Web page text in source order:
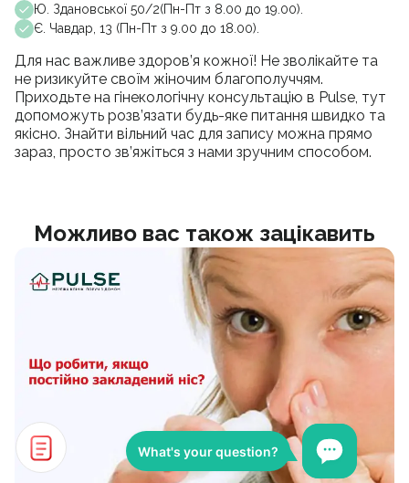
Ю. Здановської 50/2(Пн-Пт з 8.00 до 19.00).
Є. Чавдар, 13 (Пн-Пт з 9.00 до 18.00).
Для нас важливе здоров’я кожної! Не зволікайте та
не ризикуйте своїм жіночим благополуччям.
Приходьте на гінекологічну консультацію в Pulse, тут
допоможуть розв’язати будь-яке питання швидко та
якісно. Знайти вільний час для запису можна прямо
зараз, просто зв’яжіться з нами зручним способом.
Можливо вас також зацікавить